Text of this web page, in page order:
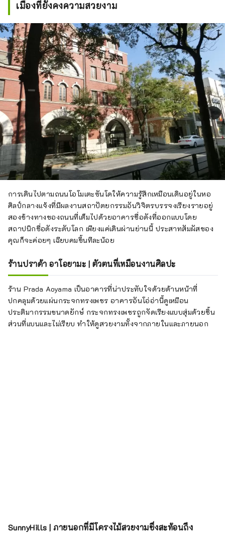
เมืองที่ยังคงความสวยงาม
การเดินไปตามถนนโอโมเตะซันโดให้ความรู้สึกเหมือนเดินอยู่ในหอ
ศิลป์กลางแจ้งที่มีผลงานสถาปัตยกรรมอันวิจิตรบรรจงเรียงรายอยู่
สองข้างทางของถนนที่เต็มไปด้วยอาคารชื่อดังที่ออกแบบโดย
สถาปนิกชื่อดังระดับโลก เพียงแค่เดินผ่านย่านนี้ ประสาทสัมผัสของ
คุณก็จะค่อยๆ เฉียบคมขึ้นทีละน้อย
ร้านปราด้า อาโอยามะ | ตัวตนที่เหมือนงานศิลปะ
ร้าน Prada Aoyama เป็นอาคารที่น่าประทับใจด้วยด้านหน้าที่
ปกคลุมด้วยแผ่นกระจกทรงเพชร อาคารอันโอ่อ่านี้ดูเหมือน
ประติมากรรมขนาดยักษ์ กระจกทรงเพชรถูกจัดเรียงแบบสุ่มด้วยชิ้น
ส่วนที่แบนและไม่เรียบ ทำให้ดูสวยงามทั้งจากภายในและภายนอก
SunnyHills | ภายนอกที่มีโครงไม้สวยงามซึ่งสะท้อนถึง